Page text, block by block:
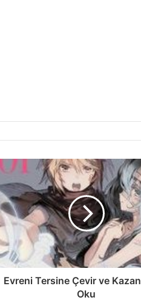
Evreni Tersine Çevir ve Kazan
Oku